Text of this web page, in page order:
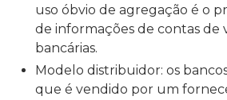
uso óbvio de agregação é o
de informações de contas de
bancárias.
Modelo distribuidor: os
que é vendido por um